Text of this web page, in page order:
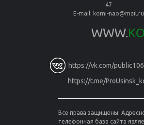
47
E-mail: komi-nao@mail.ru
WWW.
https://vk.com/
https://t.me/
Все права защищены.
телефонная база сайта